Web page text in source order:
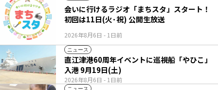
2026年8月6日 - 1日前
会いに行けるラジオ「まちスタ」スタート！
初回は11日(火･祝) 公開生放送
ニュース
2026年8月6日 - 1日前
直江津港60周年イベントに巡視船「やひこ」
入港 9月19日(土)
ニュース